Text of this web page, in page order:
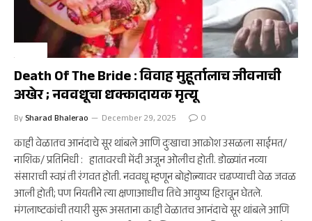
Death Of The Bride : विवाह मुहूर्तालाच जीवनाची
अखेर ; नववधूचा धक्कादायक मृत्यू
By Sharad Bhalerao December 29, 2025 0
काही वेळातच आनंदाचे सूर थांबले आणि दुःखाचा आक्रोश उसळला साईमत/
नाशिक/ प्रतिनिधी : हातावरची मेंदी अजून ओलीच होती. डोळ्यांत नव्या
संसाराची स्वप्नं ती रंगवत होती. नववधू म्हणून बोहोल्यावर चढण्याची वेळ जवळ
आली होती; पण नियतीने त्या क्षणाआधीच तिचे आयुष्य हिरावून घेतले.
मंगलाष्टकांची तयारी सुरू असताना काही वेळातच आनंदाचे सूर थांबले आणि